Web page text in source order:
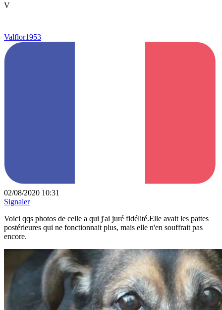
V
Valflor1953
02/08/2020 10:31
Signaler
Voici qqs photos de celle a qui j'ai juré fidélité.Elle avait les pattes
postérieures qui ne fonctionnait plus, mais elle n'en souffrait pas
encore.